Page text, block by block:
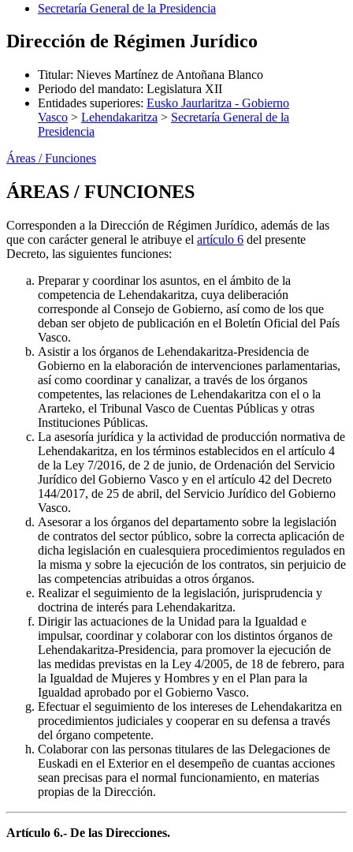
Secretaría General de la Presidencia
Dirección de Régimen Jurídico
Titular: Nieves Martínez de Antoñana Blanco
Periodo del mandato: Legislatura XII
Entidades superiores: Eusko Jaurlaritza - Gobierno
Vasco > Lehendakaritza > Secretaría General de la
Presidencia
Áreas / Funciones
ÁREAS / FUNCIONES
Corresponden a la Dirección de Régimen Jurídico, además de las
que con carácter general le atribuye el artículo 6 del presente
Decreto, las siguientes funciones:
Preparar y coordinar los asuntos, en el ámbito de la
competencia de Lehendakaritza, cuya deliberación
corresponde al Consejo de Gobierno, así como de los que
deban ser objeto de publicación en el Boletín Oficial del País
Vasco.
Asistir a los órganos de Lehendakaritza-Presidencia de
Gobierno en la elaboración de intervenciones parlamentarias,
así como coordinar y canalizar, a través de los órganos
competentes, las relaciones de Lehendakaritza con el o la
Ararteko, el Tribunal Vasco de Cuentas Públicas y otras
Instituciones Públicas.
La asesoría jurídica y la actividad de producción normativa de
Lehendakaritza, en los términos establecidos en el artículo 4
de la Ley 7/2016, de 2 de junio, de Ordenación del Servicio
Jurídico del Gobierno Vasco y en el artículo 42 del Decreto
144/2017, de 25 de abril, del Servicio Jurídico del Gobierno
Vasco.
Asesorar a los órganos del departamento sobre la legislación
de contratos del sector público, sobre la correcta aplicación de
dicha legislación en cualesquiera procedimientos regulados en
la misma y sobre la ejecución de los contratos, sin perjuicio de
las competencias atribuidas a otros órganos.
Realizar el seguimiento de la legislación, jurisprudencia y
doctrina de interés para Lehendakaritza.
Dirigir las actuaciones de la Unidad para la Igualdad e
impulsar, coordinar y colaborar con los distintos órganos de
Lehendakaritza-Presidencia, para promover la ejecución de
las medidas previstas en la Ley 4/2005, de 18 de febrero, para
la Igualdad de Mujeres y Hombres y en el Plan para la
Igualdad aprobado por el Gobierno Vasco.
Efectuar el seguimiento de los intereses de Lehendakaritza en
procedimientos judiciales y cooperar en su defensa a través
del órgano competente.
Colaborar con las personas titulares de las Delegaciones de
Euskadi en el Exterior en el desempeño de cuantas acciones
sean precisas para el normal funcionamiento, en materias
propias de la Dirección.
Artículo 6.- De las Direcciones.